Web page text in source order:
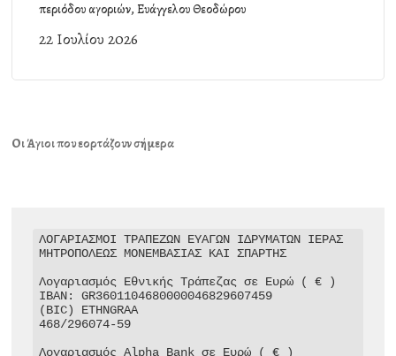
περιόδου αγοριών, Ευάγγελου Θεοδώρου
22 Ιουλίου 2026
Οι Άγιοι που εορτάζουν σήμερα
ΛΟΓΑΡΙΑΣΜΟΙ ΤΡΑΠΕΖΩΝ ΕΥΑΓΩΝ ΙΔΡΥΜΑΤΩΝ ΙΕΡΑΣ
ΜΗΤΡΟΠΟΛΕΩΣ ΜΟΝΕΜΒΑΣΙΑΣ ΚΑΙ ΣΠΑΡΤΗΣ
Λογαριασμός Εθνικής Τράπεζας σε Ευρώ ( € )
IBAN: GR3601104680000046829607459
(BIC) ETHNGRAA
468/296074-59
Λογαριασμός Alpha Bank σε Ευρώ ( € )